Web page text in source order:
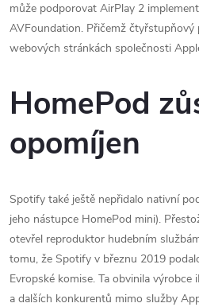
může podporovat AirPlay 2
AVFoundation. Přičemž čtyřstupňový
webových stránkách společnosti
HomePod
opomíjen
Spotify také ještě nepřidalo nativní
jeho nástupce HomePod mini).
otevřel reproduktor hudebním
tomu, že Spotify v březnu 2019
Evropské komise. Ta obvinila
a dalších konkurentů mimo služby